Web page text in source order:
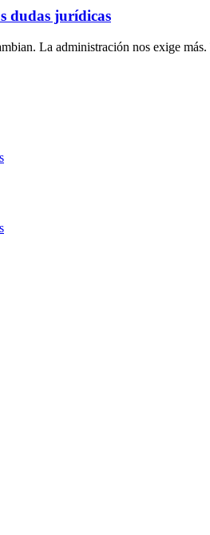
dudas jurídicas
La administración nos exige